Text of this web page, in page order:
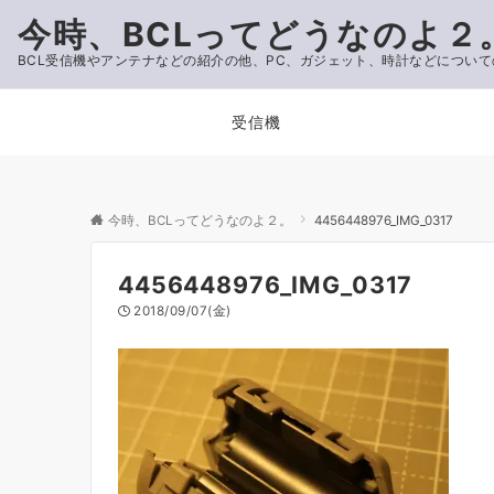
今時、BCLってどうなのよ２。
BCL受信機やアンテナなどの紹介の他、PC、ガジェット、時計などについ
受信機
今時、BCLってどうなのよ２。 4456448976_IMG_0317
4456448976_IMG_0317
2018/09/07(金)